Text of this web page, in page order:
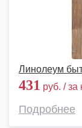
Линолеум
431 руб. / за
Подробнее